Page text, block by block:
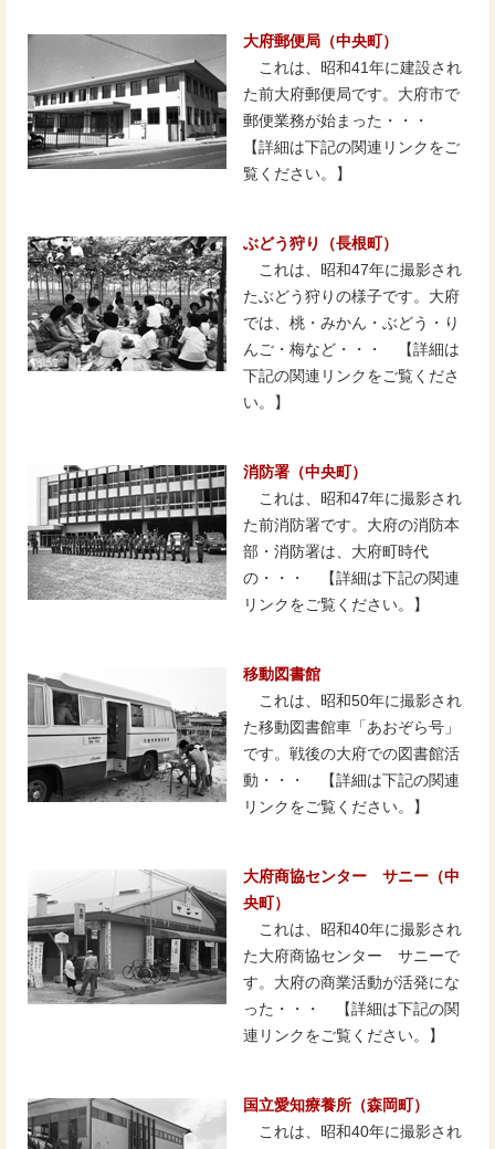
大府郵便局（中央町）
これは、昭和41年に建設され
た前大府郵便局です。大府市で
郵便業務が始まった・・・
【詳細は下記の関連リンクをご
覧ください。】
ぶどう狩り（長根町）
これは、昭和47年に撮影され
たぶどう狩りの様子です。大府
では、桃・みかん・ぶどう・り
んご・梅など・・・ 【詳細は
下記の関連リンクをご覧くださ
い。】
消防署（中央町）
これは、昭和47年に撮影され
た前消防署です。大府の消防本
部・消防署は、大府町時代
の・・・ 【詳細は下記の関連
リンクをご覧ください。】
移動図書館
これは、昭和50年に撮影され
た移動図書館車「あおぞら号」
です。戦後の大府での図書館活
動・・・ 【詳細は下記の関連
リンクをご覧ください。】
大府商協センター サニー（中
央町）
これは、昭和40年に撮影され
た大府商協センター サニーで
す。大府の商業活動が活発にな
った・・・ 【詳細は下記の関
連リンクをご覧ください。】
国立愛知療養所（森岡町）
これは、昭和40年に撮影され